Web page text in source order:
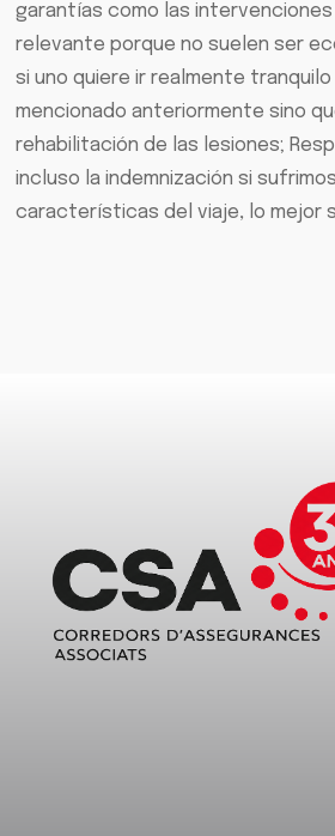
garantías como las
relevante porque no suelen ser
si uno quiere ir realmente
mencionado anteriormente sino
rehabilitación de las lesiones;
incluso la indemnización si
características del viaje, lo mejor